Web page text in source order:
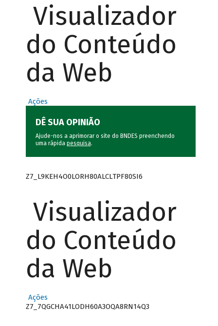
Visualizador
do Conteúdo
da Web
Ações
DÊ SUA OPINIÃO
Ajude-nos a aprimorar o site do BNDES preenchendo
uma rápida pesquisa.
Z7_L9KEH4O0LORH80ALCLTPF80SI6
Visualizador
do Conteúdo
da Web
Ações
Z7_7QGCHA41LODH60A3OQA8RN14Q3